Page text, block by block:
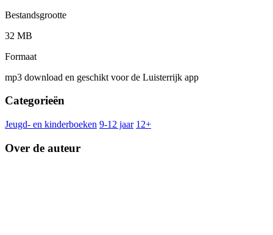
Bestandsgrootte
32 MB
Formaat
mp3 download en geschikt voor de Luisterrijk app
Categorieën
Jeugd- en kinderboeken 9-12 jaar 12+
Over de auteur